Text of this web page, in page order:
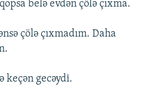
belə evdən çölə çıxma.
çölə çıxmadım. Daha
keçən gecəydi.